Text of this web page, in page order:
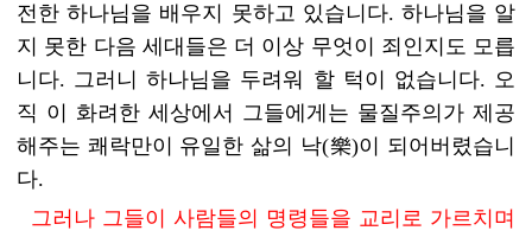
전한 하나님을 배우지 못하고 있습니다. 하나님을 알
지 못한 다음 세대들은 더 이상 무엇이 죄인지도 모릅
니다. 그러니 하나님을 두려워 할 턱이 없습니다. 오
직 이 화려한 세상에서 그들에게는 물질주의가 제공
해주는 쾌락만이 유일한 삶의 낙(樂)이 되어버렸습니
다.
그러나 그들이 사람들의 명령들을 교리로 가르치며